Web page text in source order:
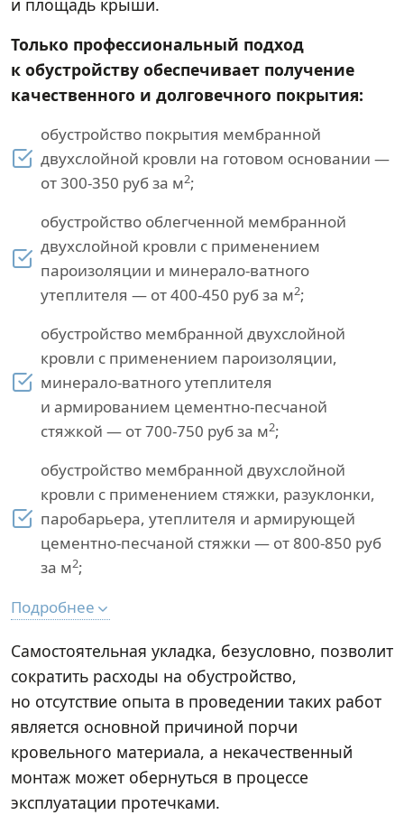
и площадь крыши.
Только профессиональный подход
к обустройству обеспечивает получение
качественного и долговечного покрытия:
обустройство покрытия мембранной
двухслойной кровли на готовом основании —
от 300-350 руб за м2;
обустройство облегченной мембранной
двухслойной кровли с применением
пароизоляции и минерало-ватного
утеплителя — от 400-450 руб за м2;
обустройство мембранной двухслойной
кровли с применением пароизоляции,
минерало-ватного утеплителя
и армированием цементно-песчаной
стяжкой — от 700-750 руб за м2;
обустройство мембранной двухслойной
кровли с применением стяжки, разуклонки,
паробарьера, утеплителя и армирующей
цементно-песчаной стяжки — от 800-850 руб
за м2;
Подробнее
Самостоятельная укладка, безусловно, позволит
сократить расходы на обустройство,
но отсутствие опыта в проведении таких работ
является основной причиной порчи
кровельного материала, а некачественный
монтаж может обернуться в процессе
эксплуатации протечками.